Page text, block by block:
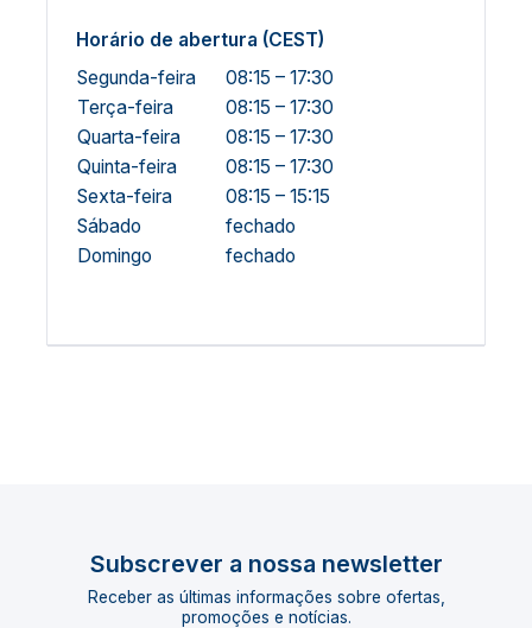
Horário de abertura (CEST)
Segunda-feira
08:15 – 17:30
Terça-feira
08:15 – 17:30
Quarta-feira
08:15 – 17:30
Quinta-feira
08:15 – 17:30
Sexta-feira
08:15 – 15:15
Sábado
fechado
Domingo
fechado
Subscrever a nossa newsletter
Receber as últimas informações sobre ofertas,
promoções e notícias.